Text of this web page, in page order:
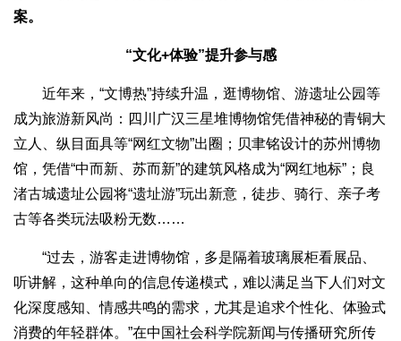
案。
“文化+体验”提升参与感
近年来，“文博热”持续升温，逛博物馆、游遗址公园等
成为旅游新风尚：四川广汉三星堆博物馆凭借神秘的青铜大
立人、纵目面具等“网红文物”出圈；贝聿铭设计的苏州博物
馆，凭借“中而新、苏而新”的建筑风格成为“网红地标”；良
渚古城遗址公园将“遗址游”玩出新意，徒步、骑行、亲子考
古等各类玩法吸粉无数……
“过去，游客走进博物馆，多是隔着玻璃展柜看展品、
听讲解，这种单向的信息传递模式，难以满足当下人们对文
化深度感知、情感共鸣的需求，尤其是追求个性化、体验式
消费的年轻群体。”在中国社会科学院新闻与传播研究所传